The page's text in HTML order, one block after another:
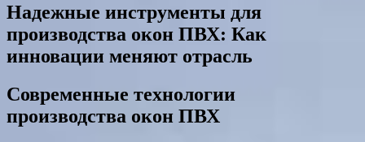
Надежные инструменты для
производства окон ПВХ: Как
инновации меняют отрасль
Современные технологии
производства окон ПВХ